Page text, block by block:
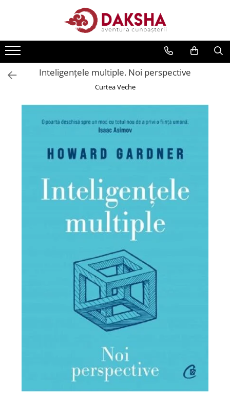
Editura Daksha
Seria Radu Cinamar
Seria David Icke
Seria Immanuel Velikovsky
Spiritualitate
Transformare spirituală
Dezvoltare personală
Ficțiune
Inteligențele multiple. Noi perspective
Curtea Veche